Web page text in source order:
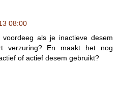
08:00
als je inactieve desem
verzuring? En maakt het nog
of actief desem gebruikt?